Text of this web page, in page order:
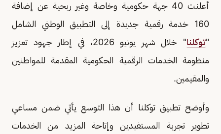
أعلنت 40 جهة حكومية وخاصة وغير ربحية عن إضافة
160 خدمة رقمية جديدة إلى التطبيق الوطني الشامل
"توكلنا
" خلال شهر يونيو 2026، في إطار جهود تعزيز
منظومة الخدمات الرقمية الحكومية المقدمة للمواطنين
والمقيمين.
وأوضح تطبيق توكلنا أن هذا التوسع يأتي ضمن مساعي
تطوير تجربة المستفيدين وإتاحة المزيد من الخدمات